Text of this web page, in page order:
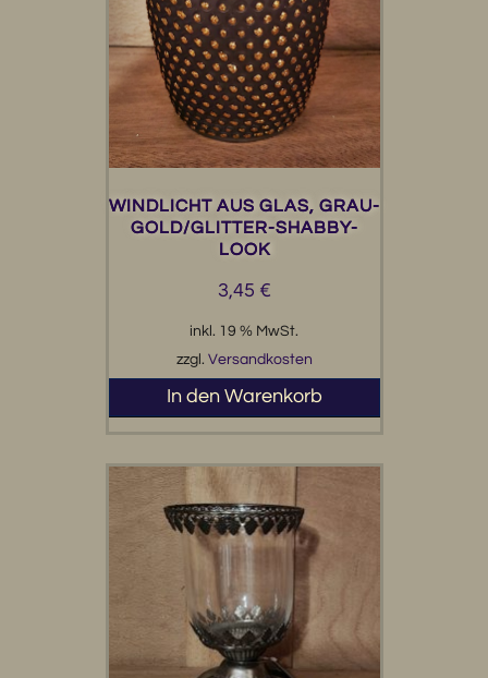
WINDLICHT AUS GLAS, GRAU-
GOLD/GLITTER-SHABBY-
LOOK
3,45 €
inkl. 19 % MwSt.
zzgl. Versandkosten
In den Warenkorb